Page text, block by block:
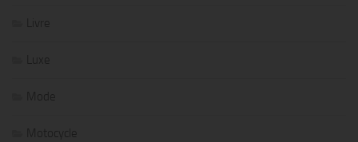
Livre
Luxe
Mode
Motocycle